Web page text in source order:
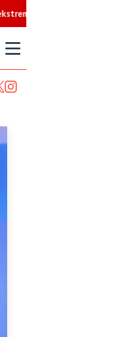
koristi za netrpeljivost